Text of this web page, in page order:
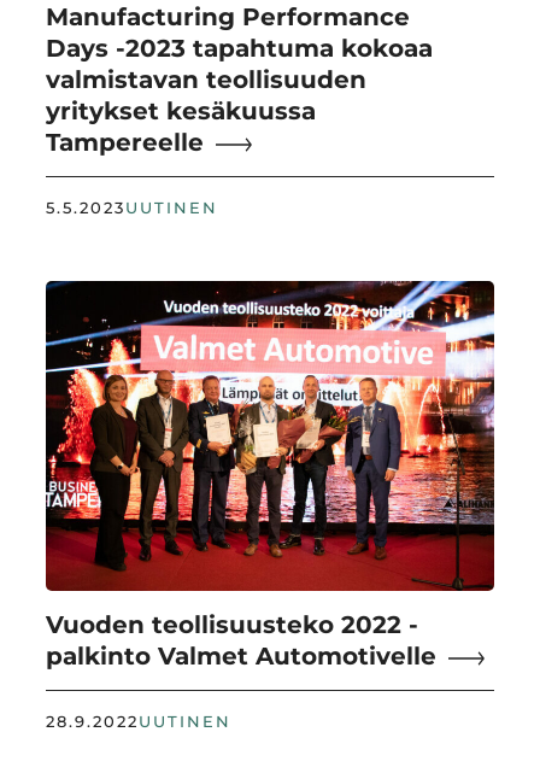
Manufacturing Performance
Days -2023 tapahtuma kokoaa
valmistavan teollisuuden
yritykset kesäkuussa
Tampereelle
5.5.2023UUTINEN
Vuoden teollisuusteko 2022 -
palkinto Valmet Automotivelle
28.9.2022UUTINEN